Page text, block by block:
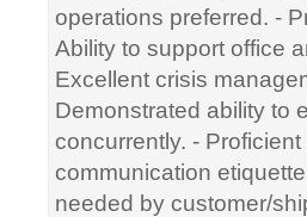
operations preferred. -
Ability to support office
Excellent crisis
Demonstrated ability to
concurrently. -
communication
needed by customer/